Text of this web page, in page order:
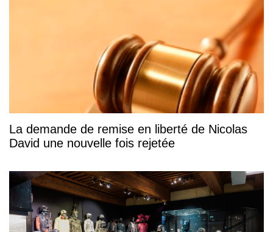
La demande de remise en liberté de Nicolas
David une nouvelle fois rejetée